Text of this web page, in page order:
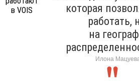
которая
работать,
на
Илона